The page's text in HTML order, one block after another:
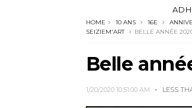
HOME 10 ANS 16E
SEIZIEM'ART
BELLE ANNÉE
Belle
1/20/2020 10:51:00 AM LESS